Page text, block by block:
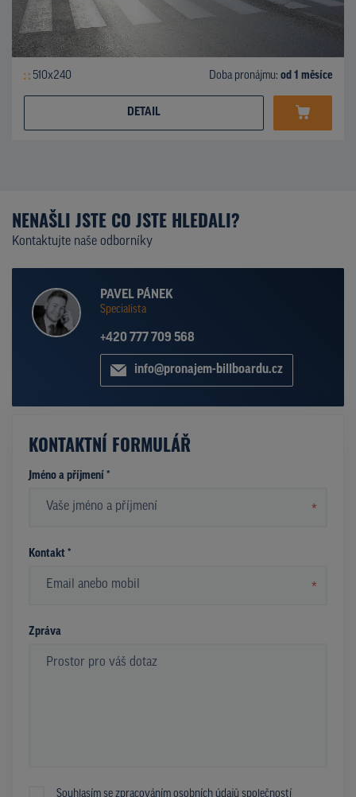
510x240 Doba pronájmu: od 1 měsíce
DETAIL
NENAŠLI JSTE CO JSTE HLEDALI?
Kontaktujte naše odborníky
PAVEL PÁNEK
Specialista
+420 777 709 568
info@pronajem-billboardu.cz
KONTAKTNÍ FORMULÁŘ
Jméno a příjmení *
*
Kontakt *
*
Zpráva
Souhlasím se zpracováním osobních údajů společností